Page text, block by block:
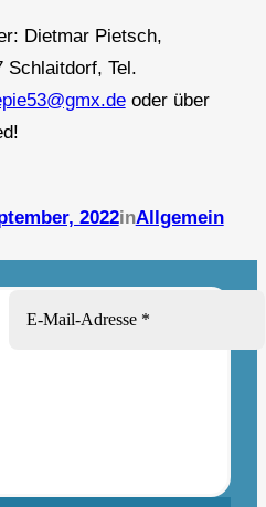
Dietmar Pietsch,
Schlaitdorf, Tel.
oder über
2022inAllgemein